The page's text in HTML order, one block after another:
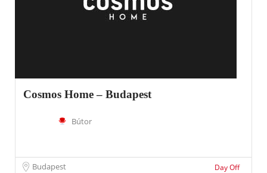
Cosmos Home – Budapest
Bútor
Budapest Day Off